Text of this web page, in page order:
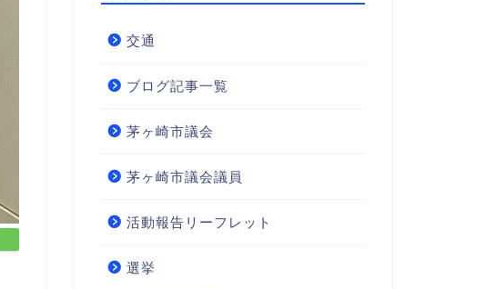
交通
ブログ記事一覧
茅ヶ崎市議会
茅ヶ崎市議会議員
活動報告リーフレット
選挙